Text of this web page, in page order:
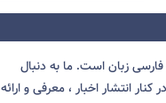
زبان است. ما به دنبال
انتشار اخبار ، معرفی و ارائه